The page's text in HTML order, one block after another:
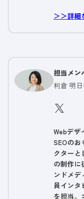
＞＞詳細
担当メン
利倉 明
Webデザ
SEOのお
クターと
の制作に
ンドメデ
員イン
を担当。